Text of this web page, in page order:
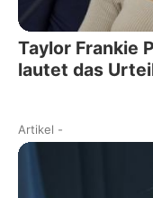
Taylor Frankie
lautet das
Artikel -